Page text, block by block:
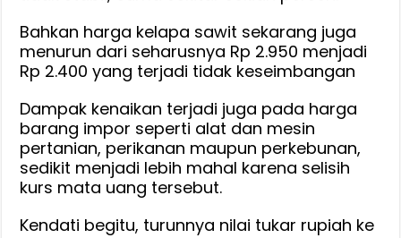
Bahkan harga kelapa sawit sekarang juga
menurun dari seharusnya Rp 2.950 menjadi
Rp 2.400 yang terjadi tidak keseimbangan
Dampak kenaikan terjadi juga pada harga
barang impor seperti alat dan mesin
pertanian, perikanan maupun perkebunan,
sedikit menjadi lebih mahal karena selisih
kurs mata uang tersebut.
Kendati begitu, turunnya nilai tukar rupiah ke